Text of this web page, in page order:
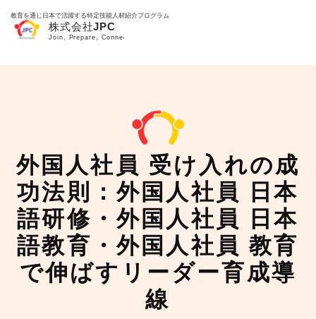
教育を通じ日本で活躍する特定技能人材紹介プログラム
外国人社員 受け入れの成
功法則：外国人社員 日本
語研修・外国人社員 日本
語教育・外国人社員 教育
で伸ばすリーダー育成導
線